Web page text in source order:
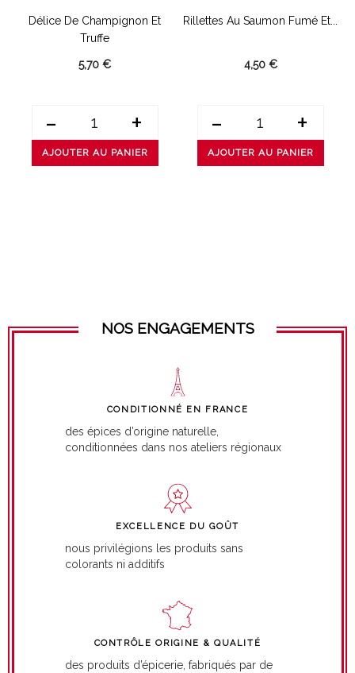
Délice De Champignon Et
Truffe
5,70 €
- +
AJOUTER AU PANIER
Rillettes Au Saumon Fumé Et...
4,50 €
- +
AJOUTER AU PANIER
NOS ENGAGEMENTS
CONDITIONNÉ EN FRANCE
des épices d’origine naturelle,
conditionnées dans nos ateliers régionaux
EXCELLENCE DU GOÛT
nous privilégions les produits sans
colorants ni additifs
CONTRÔLE ORIGINE & QUALITÉ
des produits d’épicerie, fabriqués par de